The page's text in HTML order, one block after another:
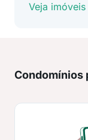
Veja imóveis
Condomínios